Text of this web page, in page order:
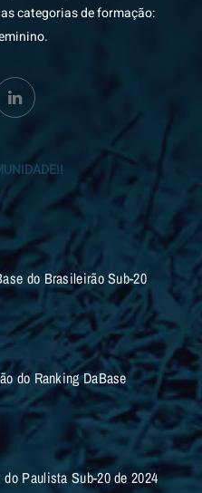
categorias de formação:
do Brasileirão Sub-20
do Ranking DaBase
Paulista Sub-20 de 2024